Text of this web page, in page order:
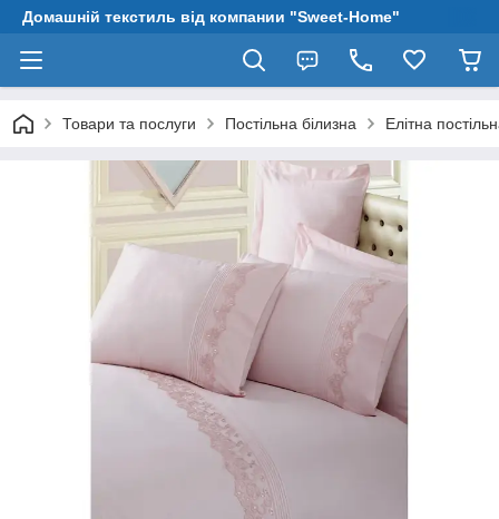
Домашній текстиль від компании "Sweet-Home"
Товари та послуги Постільна білизна Елітна